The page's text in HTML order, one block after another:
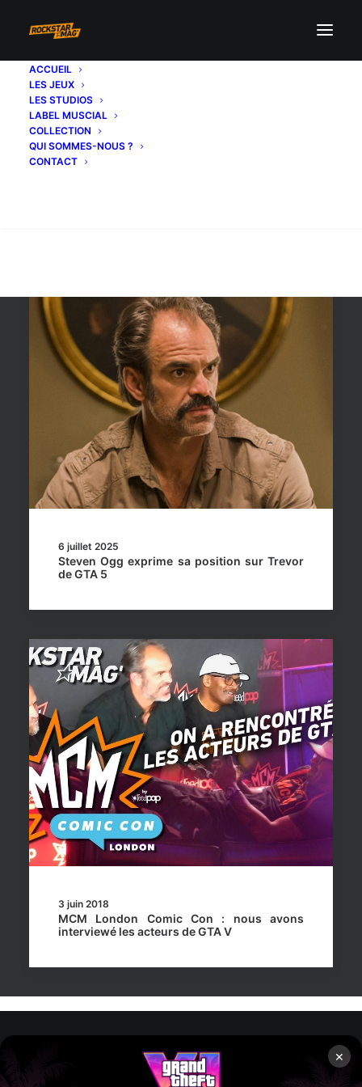
×
ACCUEIL
LES JEUX
LES STUDIOS
LABEL MUSCIAL
COLLECTION
QUI SOMMES-NOUS ?
CONTACT
6 juillet 2025
Steven Ogg exprime sa position sur Trevor
de GTA 5
3 juin 2018
MCM London Comic Con : nous avons
interviewé les acteurs de GTA V
Rockstar Mag’, Copyright © 2013-2026 – Tous droits réservés –